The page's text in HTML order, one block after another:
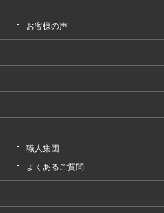
お客様の声
職人集団
よくあるご質問